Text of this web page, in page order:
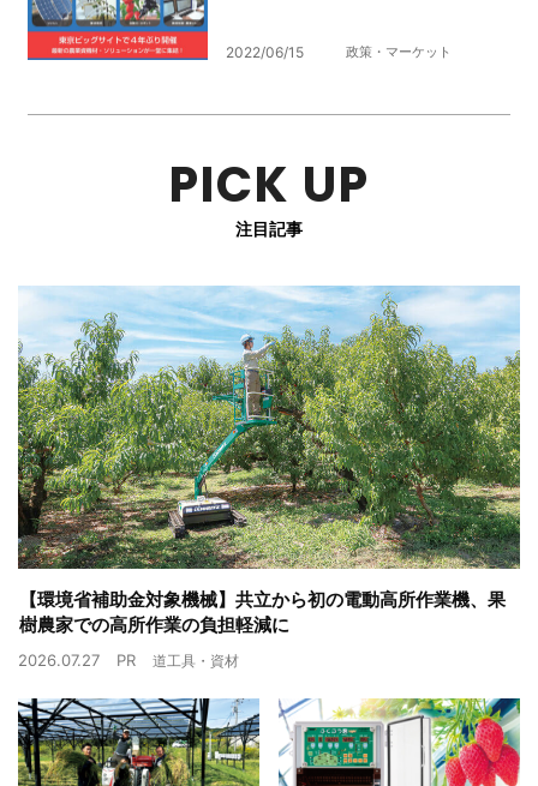
2022/06/15 政策・マーケット
PICK UP
注目記事
【環境省補助金対象機械】共立から初の電動高所作業機、果
樹農家での高所作業の負担軽減に
2026.07.27 PR 道工具・資材